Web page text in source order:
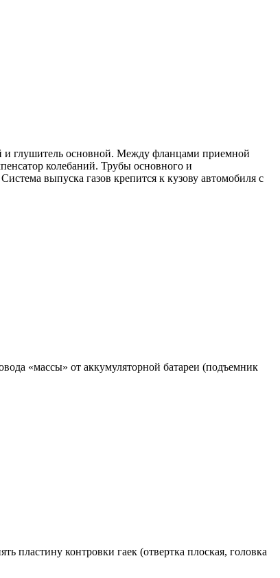
и глушитель основной. Между фланцами приемной
колебаний. Трубы основного и
выпуска газов крепится к кузову автомобиля с
«массы» от аккумуляторной батареи (подъемник
пластину контровки гаек (отвертка плоская, головка